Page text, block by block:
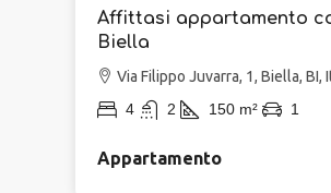
Affittasi appartamento
Biella
Via Filippo Juvarra, 1, Biella, BI,
4
2 150 m² 1
Appartamento